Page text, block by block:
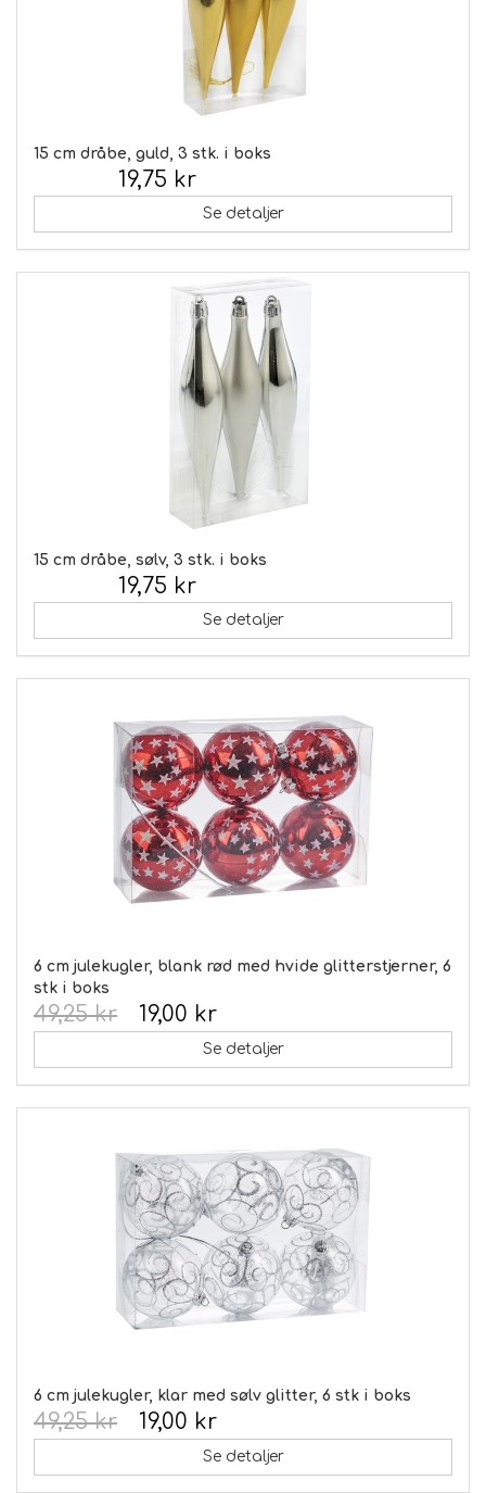
15 cm dråbe, guld, 3 stk. i boks
19,75 kr
Se detaljer
15 cm dråbe, sølv, 3 stk. i boks
19,75 kr
Se detaljer
6 cm julekugler, blank rød med hvide glitterstjerner, 6
stk i boks
19,00 kr
49,25 kr
Se detaljer
6 cm julekugler, klar med sølv glitter, 6 stk i boks
19,00 kr
49,25 kr
Se detaljer